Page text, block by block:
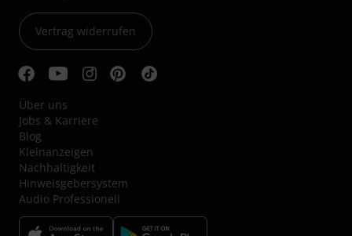
Vertrag widerrufen
Über uns
Jobs & Karriere
Blog
Kleinanzeigen
Nachhaltigkeit
Hinweisgebersystem
Audio Professionell